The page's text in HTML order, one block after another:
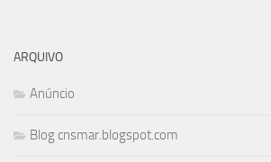
ARQUIVO
Anúncio
Blog cnsmar.blogspot.com